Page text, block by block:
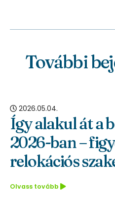
További
2026.05.04.
Így alakul át a
2026-ban –
relokációs
Olvass tovább